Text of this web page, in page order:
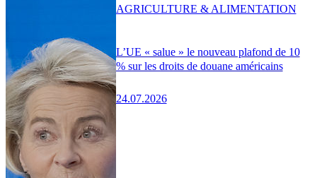
L’UE « salue » le nouveau plafond de 10
% sur les droits de douane américains
24.07.2026
AGRICULTURE & ALIMENTATION